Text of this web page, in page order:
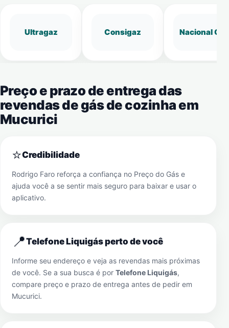
Ultragaz Consigaz Nacional Gás
Preço e prazo de entrega das
revendas de gás de cozinha em
Mucurici
⭐Credibilidade
Rodrigo Faro reforça a confiança no Preço do Gás e
ajuda você a se sentir mais seguro para baixar e usar o
aplicativo.
📍Telefone Liquigás perto de você
Informe seu endereço e veja as revendas mais próximas
de você. Se a sua busca é por Telefone Liquigás,
compare preço e prazo de entrega antes de pedir em
Mucurici.